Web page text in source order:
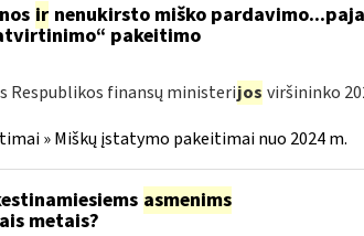
irnenukirsto miško
pakeitimo
Respublikos finansų ministerijos viršininko
» Miškų įstatymo pakeitimai nuo 2024 m.
asmenims
metais?